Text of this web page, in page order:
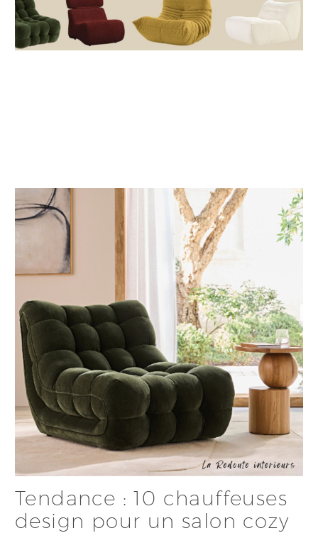
Tendance : 10 chauffeuses
design pour un salon cozy